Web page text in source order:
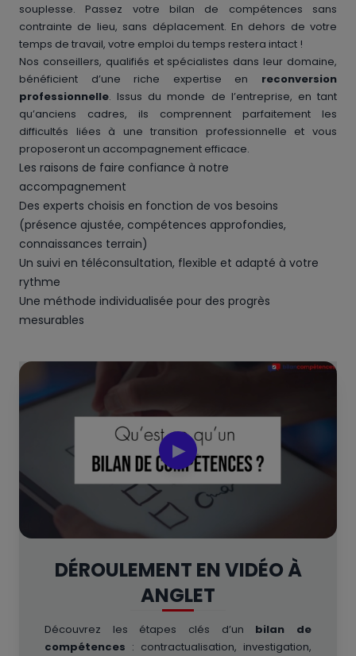
souplesse. Passez votre bilan de compétences sans
contrainte de lieu, sans déplacement. En dehors de votre
temps de travail, votre emploi du temps restera intact !
Nos conseillers, qualifiés et spécialistes dans leur domaine,
bénéficient d’une riche expertise en reconversion
professionnelle. Issus du monde de l’entreprise, en tant
qu’anciens cadres, ils comprennent parfaitement les
difficultés liées à une transition professionnelle et vous
proposeront un accompagnement efficace.
Les raisons de faire confiance à notre
accompagnement
Des experts choisis en fonction de vos besoins
(présence ajustée, compétences approfondies,
connaissances terrain)
Un suivi en téléconsultation, flexible et adapté à votre
rythme
Une méthode individualisée pour des progrès
mesurables
▶
DÉROULEMENT EN VIDÉO À
ANGLET
Découvrez les étapes clés d’un bilan de
compétences : contractualisation, investigation,